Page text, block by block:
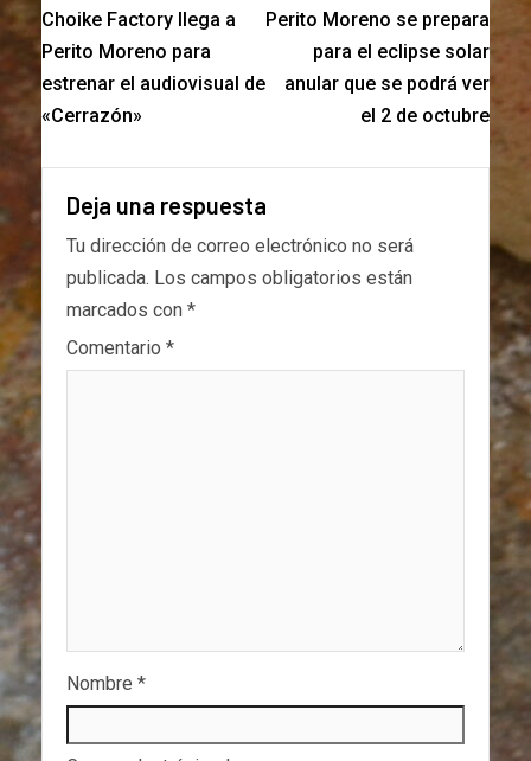
Choike Factory llega a
Perito Moreno para
estrenar el audiovisual de
«Cerrazón»
Perito Moreno se prepara
para el eclipse solar
anular que se podrá ver
el 2 de octubre
Deja una respuesta
Tu dirección de correo electrónico no será
publicada. Los campos obligatorios están
marcados con *
Comentario *
Nombre *